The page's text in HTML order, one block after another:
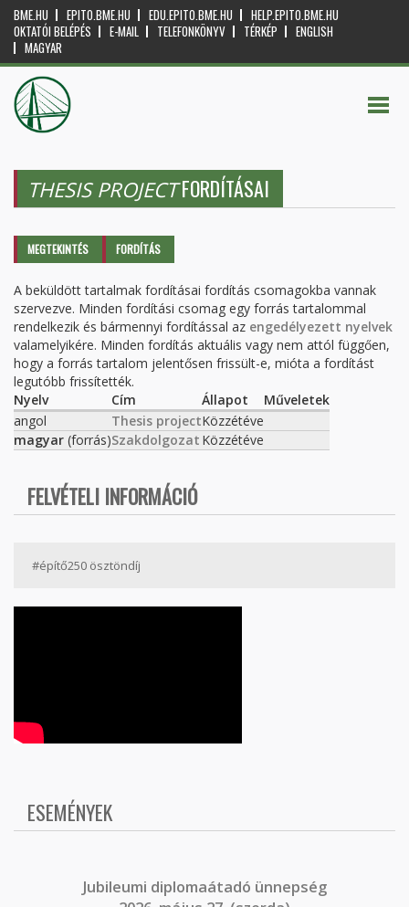
BME.HU EPITO.BME.HU EDU.EPITO.BME.HU
HELP.EPITO.BME.HU
OKTATÓI BELÉPÉS
E-MAIL TELEFONKÖNYV TÉRKÉP
ENGLISH
MAGYAR
THESIS PROJECTFORDÍTÁSAI
Elsődleges fülek
MEGTEKINTÉS FORDÍTÁS
A beküldött tartalmak fordításai fordítás csomagokba vannak
szervezve. Minden fordítási csomag egy forrás tartalommal
rendelkezik és bármennyi fordítással az engedélyezett nyelvek
valamelyikére. Minden fordítás aktuális vagy nem attól függően,
hogy a forrás tartalom jelentősen frissült-e, mióta a fordítást
legutóbb frissítették.
Nyelv
Cím Állapot
Műveletek
angol
Thesis projectKözzétéve
magyar (forrás)Szakdolgozat Közzétéve
FELVÉTELI INFORMÁCIÓ
#építő250 ösztöndíj
ESEMÉNYEK
Jubileumi diplomaátadó ünnepség